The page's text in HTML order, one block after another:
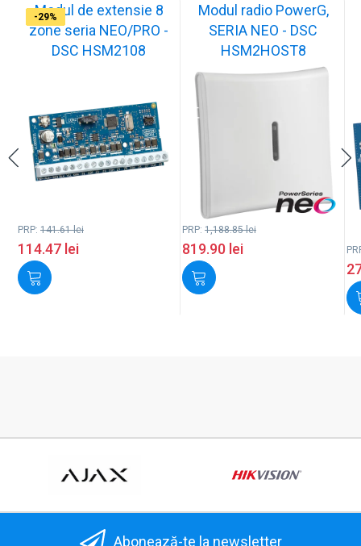
-19%
Modul de extensie 8
zone seria NEO/PRO -
DSC HSM2108
PRP: 141.61lei
114.47 lei
-31%
Modul radio PowerG,
SERIA NEO - DSC
HSM2HOST8
PRP: 1,188.85lei
819.90 lei
-41%
-25%
-20%
-22%
-29%
-26%
-27%
-29%
Abonează-te la newsletter